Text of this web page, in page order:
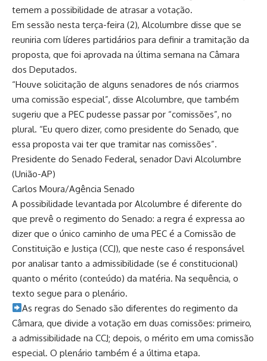
temem a possibilidade de atrasar a votação.
Em sessão nesta terça-feira (2), Alcolumbre disse que se
reuniria com líderes partidários para definir a tramitação da
proposta, que foi aprovada na última semana na Câmara
dos Deputados.
“Houve solicitação de alguns senadores de nós criarmos
uma comissão especial”, disse Alcolumbre, que também
sugeriu que a PEC pudesse passar por “comissões”, no
plural. “Eu quero dizer, como presidente do Senado, que
essa proposta vai ter que tramitar nas comissões”.
Presidente do Senado Federal, senador Davi Alcolumbre
(União-AP)
Carlos Moura/Agência Senado
A possibilidade levantada por Alcolumbre é diferente do
que prevê o regimento do Senado: a regra é expressa ao
dizer que o único caminho de uma PEC é a Comissão de
Constituição e Justiça (CCJ), que neste caso é responsável
por analisar tanto a admissibilidade (se é constitucional)
quanto o mérito (conteúdo) da matéria. Na sequência, o
texto segue para o plenário.
As regras do Senado são diferentes do regimento da
Câmara, que divide a votação em duas comissões: primeiro,
a admissibilidade na CCJ; depois, o mérito em uma comissão
especial. O plenário também é a última etapa.